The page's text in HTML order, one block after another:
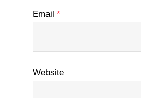
Email *
Website